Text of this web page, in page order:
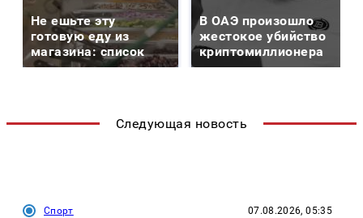
Не ешьте эту
готовую еду из
магазина: список
В ОАЭ произошло
жестокое убийство
криптомиллионера
Следующая новость
Спорт 07.08.2026, 05:35